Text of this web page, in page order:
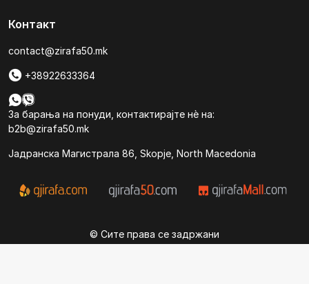
Контакт
contact@zirafa50.mk
+38922633364
За барања на понуди, контактирајте нѐ на:
b2b@zirafa50.mk
Jадранска Магистрала 86, Skopje, North Macedonia
© Сите права се задржани